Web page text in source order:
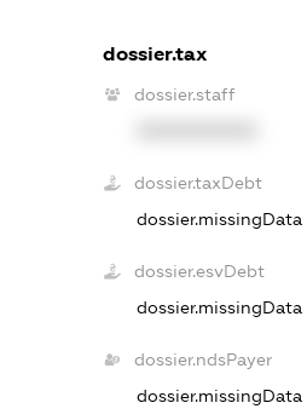
dossier.tax
dossier.staff
dossier.taxDebt
dossier.missingData
dossier.esvDebt
dossier.missingData
dossier.ndsPayer
dossier.missingData